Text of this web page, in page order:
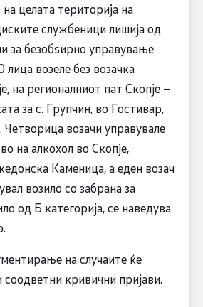
целата територија на
службеници лишија од
за безобѕирно управување
лица возеле без возачка
на регионалниот пат Скопје –
за с. Групчин, во Гостивар,
возачи управувале
на алкохол во Скопје,
Каменица, a еден возач
возило со забрана за
од Б категорија, се наведува
на случаите ќе
кривични пријави.